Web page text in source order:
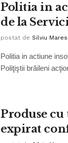
Politia in
de la
postat de Silviu Mares
Politia in actiune
Poliţiştii brăileni
Produse
expirat